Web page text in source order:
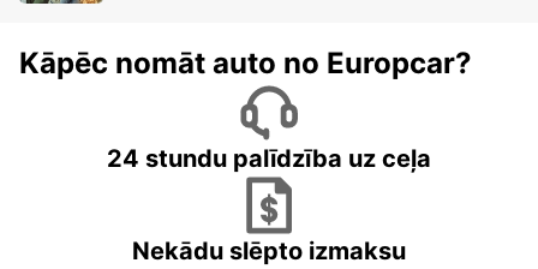
Kāpēc nomāt auto no Europcar?
24 stundu palīdzība uz ceļa
Nekādu slēpto izmaksu